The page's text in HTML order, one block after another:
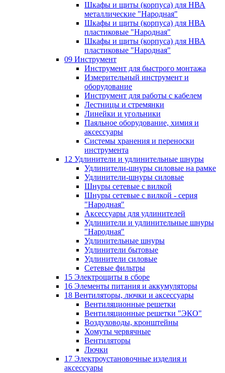
Шкафы и щиты (корпуса) для НВА
металлические "Народная"
Шкафы и щиты (корпуса) для НВА
пластиковые "Народная"
Шкафы и щиты (корпуса) для НВА
пластиковые "Народная"
09 Инструмент
Инструмент для быстрого монтажа
Измерительный инструмент и
оборудование
Инструмент для работы с кабелем
Лестницы и стремянки
Линейки и угольники
Паяльное оборудование, химия и
аксессуары
Системы хранения и переноски
инструмента
12 Удлинители и удлинительные шнуры
Удлинители-шнуры силовые на рамке
Удлинители-шнуры силовые
Шнуры сетевые с вилкой
Шнуры сетевые с вилкой - серия
"Народная"
Аксессуары для удлинителей
Удлинители и удлинительные шнуры
"Народная"
Удлинительные шнуры
Удлинители бытовые
Удлинители силовые
Сетевые фильтры
15 Электрощиты в сборе
16 Элементы питания и аккумуляторы
18 Вентиляторы, лючки и аксессуары
Вентиляционные решетки
Вентиляционные решетки "ЭКО"
Воздуховоды, кронштейны
Хомуты червячные
Вентиляторы
Лючки
17 Электроустановочные изделия и
аксессуары